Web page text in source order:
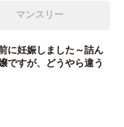
マンスリー
に妊娠しました～詰ん
ですが、どうやら違う